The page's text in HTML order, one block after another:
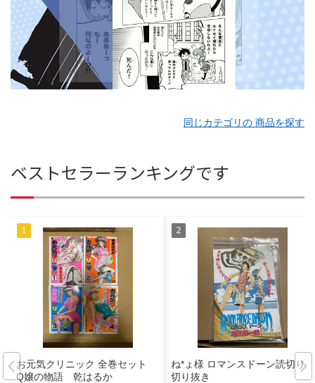
同じカテゴリの 商品を探す
ベストセラーランキングです
お元気クリニック 全巻セット
Q嬢の物語 乾はるか
ね*ょ様 ロマンスドーン読切り
切り抜き